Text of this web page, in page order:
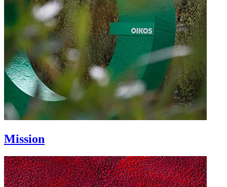
Mission